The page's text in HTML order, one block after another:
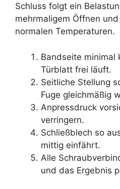
Schluss folgt ein
mehrmaligem Öffnen
normalen Temperaturen.
Bandseite minimal
Türblatt frei läuft.
Seitliche Stellung
Fuge gleichmäßig
Anpressdruck
verringern.
Schließblech so
mittig einfährt.
Alle
und das Ergebnis